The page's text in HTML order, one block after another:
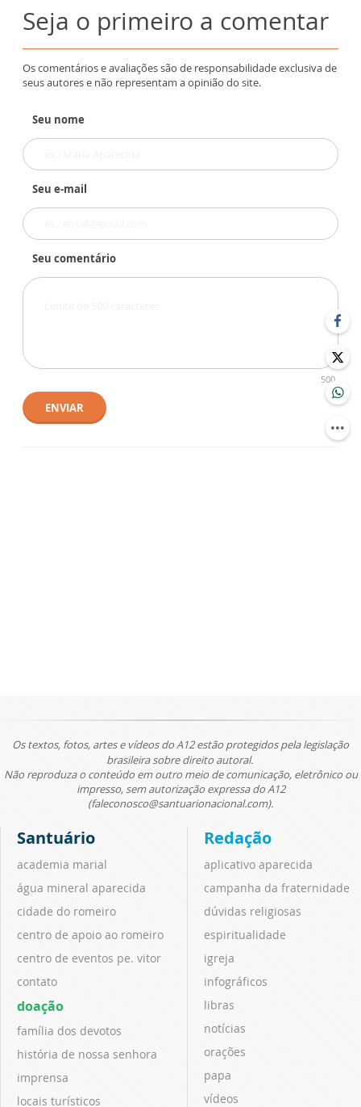
Seja o primeiro a comentar
Os comentários e avaliações são de responsabilidade exclusiva de
seus autores e não representam a opinião do site.
Seu nome
Seu e-mail
Seu comentário
500
ENVIAR
Os textos, fotos, artes e vídeos do A12 estão protegidos pela legislação
brasileira sobre direito autoral.
Não reproduza o conteúdo em outro meio de comunicação, eletrônico ou
impresso, sem autorização expressa do A12
(faleconosco@santuarionacional.com).
Santuário
academia marial
água mineral aparecida
cidade do romeiro
centro de apoio ao romeiro
centro de eventos pe. vitor
contato
doação
família dos devotos
história de nossa senhora
imprensa
locais turísticos
Redação
aplicativo aparecida
campanha da fraternidade
dúvidas religiosas
espiritualidade
igreja
infográficos
libras
notícias
orações
papa
vídeos